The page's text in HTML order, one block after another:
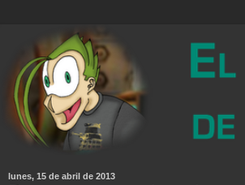
lunes, 15 de abril de 2013